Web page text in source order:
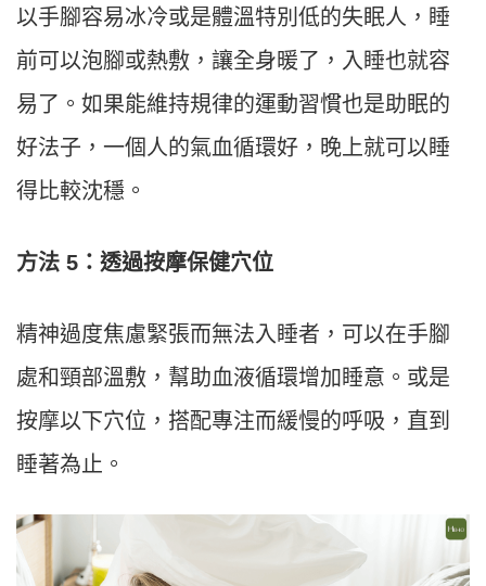
以手腳容易冰冷或是體溫特別低的失眠人，睡
前可以泡腳或熱敷，讓全身暖了，入睡也就容
易了。如果能維持規律的運動習慣也是助眠的
好法子，一個人的氣血循環好，晚上就可以睡
得比較沈穩。
方法 5：透過按摩保健穴位
精神過度焦慮緊張而無法入睡者，可以在手腳
處和頸部溫敷，幫助血液循環增加睡意。或是
按摩以下穴位，搭配專注而緩慢的呼吸，直到
睡著為止。